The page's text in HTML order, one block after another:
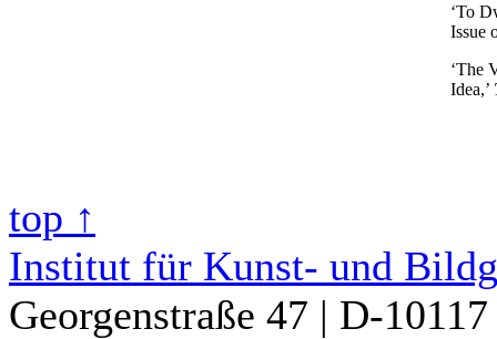
‘To
Issue
‘The
Idea,’
top ↑
Institut für Kunst- und
Georgenstraße 47 | D-